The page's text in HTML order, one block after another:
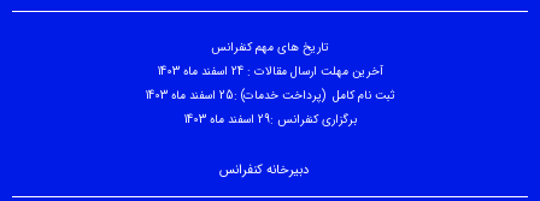
تاریخ های مهم کنفرانس
آخرین مهلت ارسال مقالات : 24 اسفند ماه 1403
ثبت نام کامل (پرداخت خدمات) :25 اسفند ماه 1403
برگزاری کنفرانس :29 اسفند ماه 1403
دبیرخانه کنفرانس